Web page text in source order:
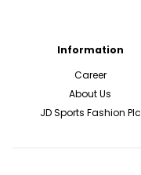
Information
Career
About Us
JD Sports Fashion Plc